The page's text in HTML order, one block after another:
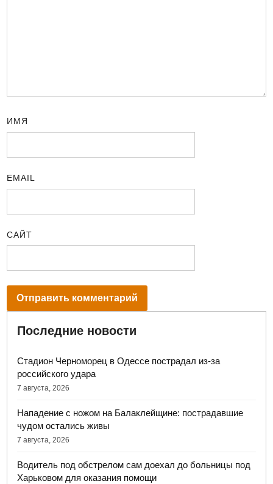
ИМЯ
EMAIL
САЙТ
Последние новости
Стадион Черноморец в Одессе пострадал из-за
российского удара
7 августа, 2026
Нападение с ножом на Балаклейщине: пострадавшие
чудом остались живы
7 августа, 2026
Водитель под обстрелом сам доехал до больницы под
Харьковом для оказания помощи